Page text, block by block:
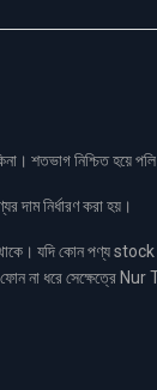
শতভাগ নিশ্চিত
দাম নির্ধারণ করা হয়।
কোন পণ্য stock
না ধরে সেক্ষেত্রে